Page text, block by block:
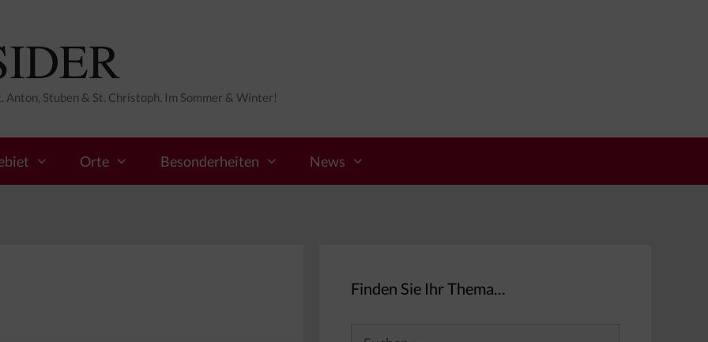
Stuben & St. Christoph. Im Sommer & Winter!
Orte Besonderheiten News
Finden Sie Ihr Thema…